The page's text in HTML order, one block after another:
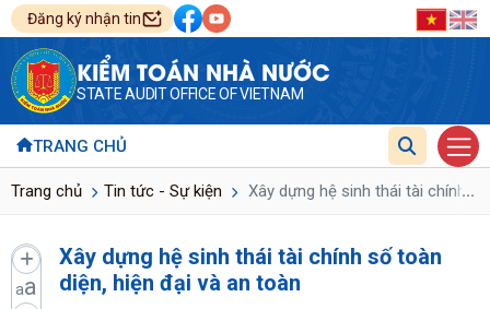
Đăng ký nhận tin
KIỂM TOÁN NHÀ NƯỚC
STATE AUDIT OFFICE OF VIETNAM
TRANG CHỦ
Trang chủ Tin tức - Sự kiện Xây dựng hệ sinh thái tài chính...
aa
Xây dựng hệ sinh thái tài chính số toàn
diện, hiện đại và an toàn